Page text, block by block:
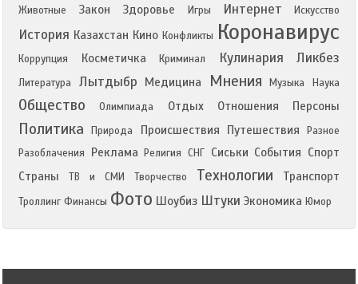
Животные
Закон Здоровье Игры Интернет Искусство
История Казахстан Кино Конфликты Коронавирус
Коррупция Косметичка Криминал Кулинария Ликбез
Литература Лытдыбр Медицина Мнения Музыка Наука
Общество Олимпиада Отдых Отношения Персоны
Политика Природа Происшествия Путешествия
Разное
Разоблачения
Реклама Религия СНГ Сиськи События Спорт
Страны
ТВ и СМИ Творчество Технологии Транспорт
Троллинг Финансы Фото Шоубиз Штуки Экономика Юмор